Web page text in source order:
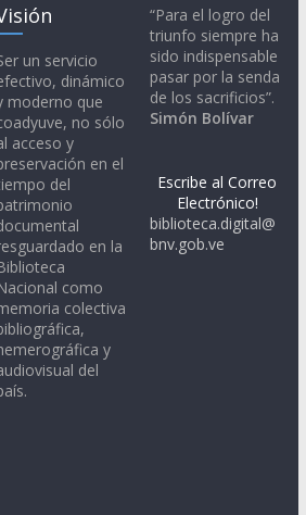
un servicio
dinámico
moderno que
no sólo
acceso y
en el
del
en la
como
colectiva
y
del
“Para el logro del
triunfo siempre ha
sido indispensable
pasar por la senda
de los sacrificios”.
Simón Bolívar
Escribe al Correo
Electrónico!
biblioteca.digital@
bnv.gob.ve